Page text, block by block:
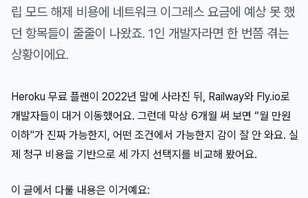
립 모드 해제 비용에 네트워크 이그레스 요금에 예상 못 했
던 항목들이 줄줄이 나왔죠. 1인 개발자라면 한 번쯤 겪는
상황이에요.
Heroku 무료 플랜이 2022년 말에 사라진 뒤, Railway와 Fly.io로
개발자들이 대거 이동했어요. 그런데 막상 6개월 써 보면 “월 만원
이하"가 진짜 가능한지, 어떤 조건에서 가능한지 감이 잘 안 와요. 실
제 청구 비용을 기반으로 세 가지 선택지를 비교해 봤어요.
이 글에서 다룰 내용은 이거예요: